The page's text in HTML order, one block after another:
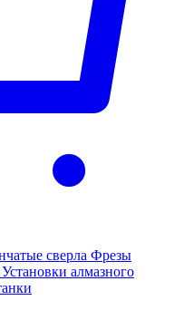
сверла Фрезы
Установки алмазного